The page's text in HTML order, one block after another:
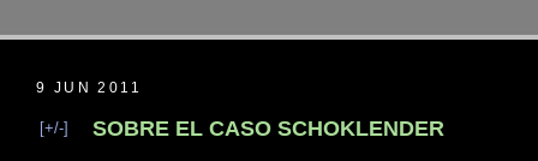
9 JUN 2011
[+/-] SOBRE EL CASO SCHOKLENDER